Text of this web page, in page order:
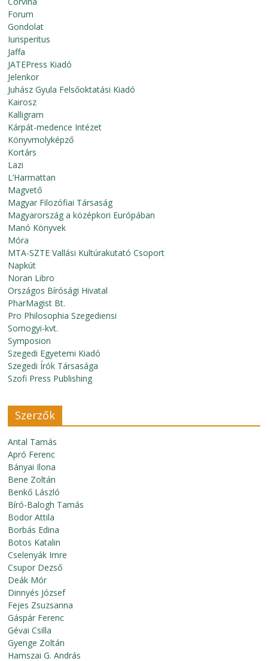
Forum
Gondolat
Iurisperitus
Jaffa
JATEPress Kiadó
Jelenkor
Juhász Gyula Felsőoktatási Kiadó
Kairosz
Kalligram
Kárpát-medence Intézet
Könyvmolyképző
Kortárs
Lazi
L’Harmattan
Magvető
Magyar Filozófiai Társaság
Magyarország a középkori Európában
Manó Könyvek
Móra
MTA-SZTE Vallási Kultúrakutató Csoport
Napkút
Noran Libro
Országos Bírósági Hivatal
PharMagist Bt.
Pro Philosophia Szegediensi
Somogyi-kvt.
Symposion
Szegedi Egyetemi Kiadó
Szegedi Írók Társasága
Szofi Press Publishing
Szerzők
Antal Tamás
Apró Ferenc
Bányai Ilona
Bene Zoltán
Benkő László
Bíró-Balogh Tamás
Bodor Attila
Borbás Edina
Botos Katalin
Cselenyák Imre
Csupor Dezső
Deák Mór
Dinnyés József
Fejes Zsuzsanna
Gáspár Ferenc
Gévai Csilla
Gyenge Zoltán
Hamszai G. András